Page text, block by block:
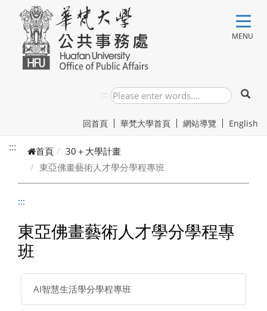
跳到主要內容
:::
回首頁 華梵大學首頁 網站導覽 English
MENU
::: 首頁
30＋大學計畫
東亞佛畫藝術人才學分學程專班
:::
東亞佛畫藝術人才學分學程專
班
AI智慧生活學分學程專班